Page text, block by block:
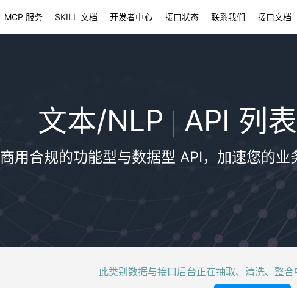
MCP 服务 SKILL 文档 开发者中心 接口状态 联系我们 接口文档
文本/NLP | API 列表
商用合规的功能型与数据型 API，加速您的业
此类别数据与接口后台正在抽取、清洗、整